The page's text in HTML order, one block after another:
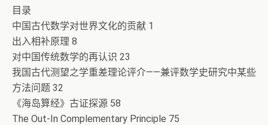
目录
中国古代数学对世界文化的贡献 1
出入相补原理 8
对中国传统数学的再认识 23
我国古代测望之学重差理论评介——兼评数学史研究中某些
方法问题 32
《海岛算经》古证探源 58
The Out-In Complementary Principle 75